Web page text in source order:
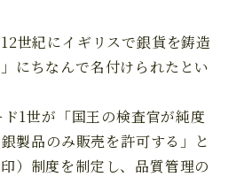
世紀にイギリスで銀貨を鋳造
にちなんで名付けられたとい
1世が「国王の検査官が純度
製品のみ販売を許可する」と
）制度を制定し、品質管理の